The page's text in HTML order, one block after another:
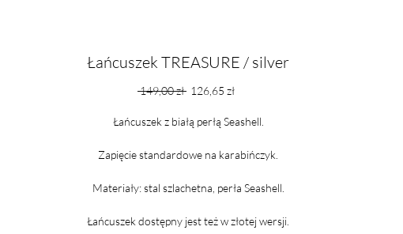
Łańcuszek TREASURE / silver
149,00 zł Regularna
126,65 złCena
Łańcuszek z białą perłą Seashell.
Zapięcie standardowe na karabińczyk.
Materiały: stal szlachetna, perła Seashell.
Łańcuszek dostępny jest też w złotej wersji.